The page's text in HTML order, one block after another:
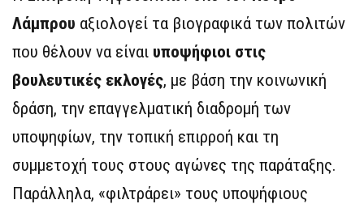
Λάμπρου αξιολογεί τα βιογραφικά των πολιτών
που θέλουν να είναι υποψήφιοι στις
βουλευτικές εκλογές, με βάση την κοινωνική
δράση, την επαγγελματική διαδρομή των
υποψηφίων, την τοπική επιρροή και τη
συμμετοχή τους στους αγώνες της παράταξης.
Παράλληλα, «φιλτράρει» τους υποψήφιους